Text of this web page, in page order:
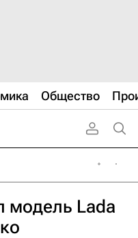
Общество
модель Lada